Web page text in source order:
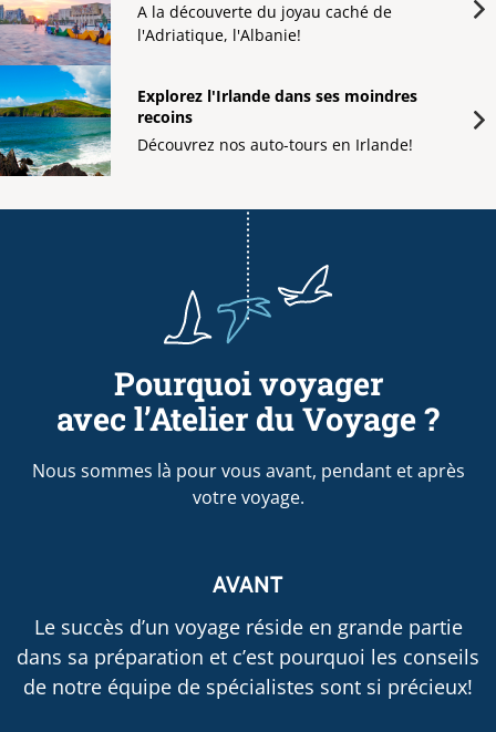
A la découverte du joyau caché de
l'Adriatique, l'Albanie!
Explorez l'Irlande dans ses moindres
recoins
Découvrez nos auto-tours en Irlande!
Pourquoi voyager
avec l’Atelier du Voyage ?
Nous sommes là pour vous avant, pendant et après
votre voyage.
AVANT
Le succès d’un voyage réside en grande partie
dans sa préparation et c’est pourquoi les conseils
de notre équipe de spécialistes sont si précieux!